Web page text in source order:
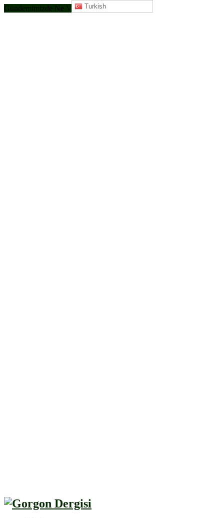
Gündemimizde Ne Var? Turkish